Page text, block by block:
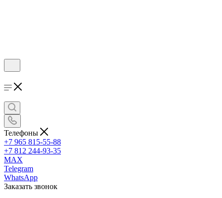
Телефоны
+7 965 815-55-88
+7 812 244-93-35
MAX
Telegram
WhatsApp
Заказать звонок